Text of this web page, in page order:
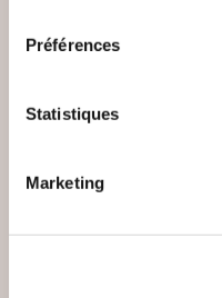
Préférences
Statistiques
Marketing
...AUTRES PASSAGES
Poésies